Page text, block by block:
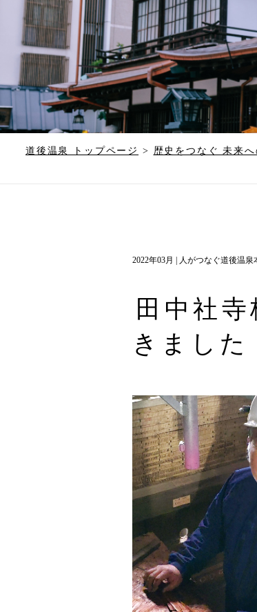
道後温泉 トップページ > 歴史をつなぐ 未来
2022年03月 | 人がつなぐ道後温泉
田中社
きました